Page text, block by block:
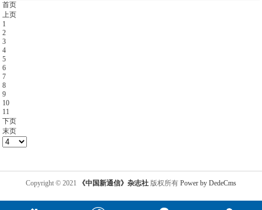
首页
上页
1
2
3
4
5
6
7
8
9
10
11
下页
末页
Copyright © 2021 《中国新通信》杂志社 版权所有 Power by DedeCms